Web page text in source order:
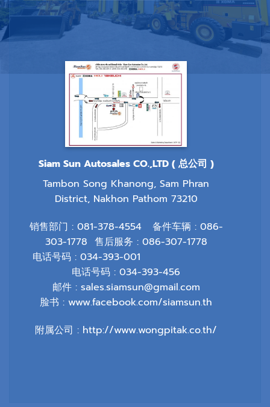
Siam Sun Autosales CO.,LTD ( 总公司 )
Tambon Song Khanong, Sam Phran
District, Nakhon Pathom 73210
销售部门 : 081-378-4554 备件车辆 : 086-
303-1778 售后服务 : 086-307-1778
电话号码 : 034-393-001
电话号码 : 034-393-456
邮件 : sales.siamsun@gmail.com
脸书 : www.facebook.com/siamsun.th
附属公司 : http://www.wongpitak.co.th/